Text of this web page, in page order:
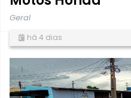
Geral
há 4 dias